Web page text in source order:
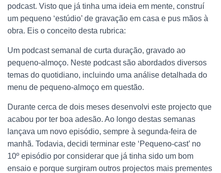
podcast. Visto que já tinha uma ideia em mente, construí
um pequeno ‘estúdio’ de gravação em casa e pus mãos à
obra. Eis o conceito desta rubrica:
Um podcast semanal de curta duração, gravado ao
pequeno-almoço. Neste podcast são abordados diversos
temas do quotidiano, incluindo uma análise detalhada do
menu de pequeno-almoço em questão.
Durante cerca de dois meses desenvolvi este projecto que
acabou por ter boa adesão. Ao longo destas semanas
lançava um novo episódio, sempre à segunda-feira de
manhã. Todavia, decidi terminar este ‘Pequeno-cast’ no
10º episódio por considerar que já tinha sido um bom
ensaio e porque surgiram outros projectos mais prementes